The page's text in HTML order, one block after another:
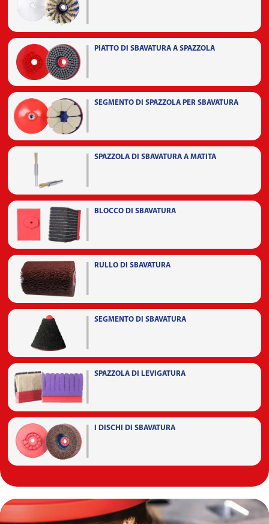
PIATTO DI SBAVATURA A SPAZZOLA
SEGMENTO DI SPAZZOLA PER SBAVATURA
SPAZZOLA DI SBAVATURA A MATITA
BLOCCO DI SBAVATURA
RULLO DI SBAVATURA
SEGMENTO DI SBAVATURA
SPAZZOLA DI LEVIGATURA
I DISCHI DI SBAVATURA